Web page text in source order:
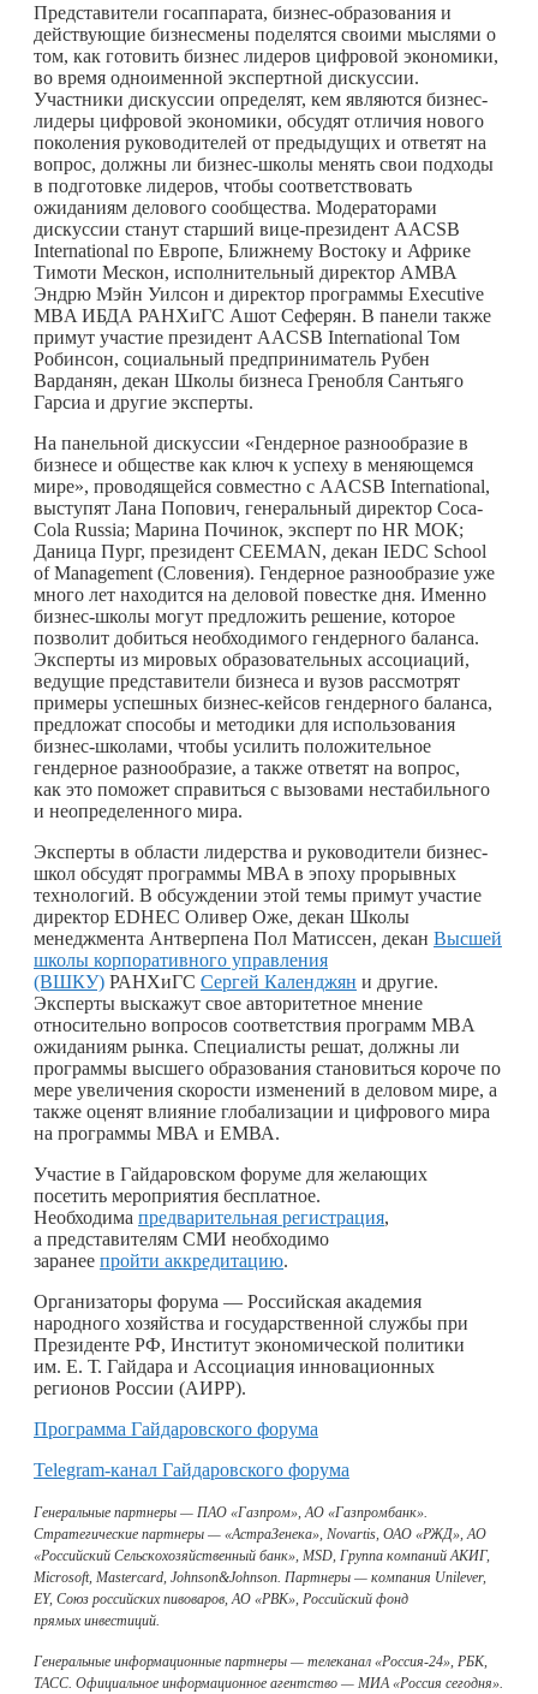
Представители госаппарата, бизнес-образования и
действующие бизнесмены поделятся своими мыслями о
том, как готовить бизнес лидеров цифровой экономики,
во время одноименной экспертной дискуссии.
Участники дискуссии определят, кем являются бизнес-
лидеры цифровой экономики, обсудят отличия нового
поколения руководителей от предыдущих и ответят на
вопрос, должны ли бизнес-школы менять свои подходы
в подготовке лидеров, чтобы соответствовать
ожиданиям делового сообщества. Модераторами
дискуссии станут старший вице-президент AACSB
International по Европе, Ближнему Востоку и Африке
Тимоти Мескон, исполнительный директор AМВА
Эндрю Мэйн Уилсон и директор программы Executive
MBA ИБДА РАНХиГС Ашот Сеферян. В панели также
примут участие президент AACSB International Том
Робинсон, социальный предприниматель Рубен
Варданян, декан Школы бизнеса Гренобля Сантьяго
Гарсиа и другие эксперты.
На панельной дискуссии «Гендерное разнообразие в
бизнесе и обществе как ключ к успеху в меняющемся
мире», проводящейся совместно с AACSB International,
выступят Лана Попович, генеральный директор Coca-
Cola Russia; Марина Починок, эксперт по HR МОК;
Даница Пург, президент CEEMAN, декан IEDC School
of Management (Словения). Гендерное разнообразие уже
много лет находится на деловой повестке дня. Именно
бизнес-школы могут предложить решение, которое
позволит добиться необходимого гендерного баланса.
Эксперты из мировых образовательных ассоциаций,
ведущие представители бизнеса и вузов рассмотрят
примеры успешных бизнес-кейсов гендерного баланса,
предложат способы и методики для использования
бизнес-школами, чтобы усилить положительное
гендерное разнообразие, а также ответят на вопрос,
как это поможет справиться с вызовами нестабильного
и неопределенного мира.
Эксперты в области лидерства и руководители бизнес-
школ обсудят программы MBA в эпоху прорывных
технологий. В обсуждении этой темы примут участие
директор EDHEC Оливер Оже, декан Школы
менеджмента Антверпена Пол Матиссен, декан Высшей
школы корпоративного управления
(ВШКУ) РАНХиГС Сергей Календжян и другие.
Эксперты выскажут свое авторитетное мнение
относительно вопросов соответствия программ MBA
ожиданиям рынка. Специалисты решат, должны ли
программы высшего образования становиться короче по
мере увеличения скорости изменений в деловом мире, а
также оценят влияние глобализации и цифрового мира
на программы МВА и ЕМВА.
Участие в Гайдаровском форуме для желающих
посетить мероприятия бесплатное.
Необходима предварительная регистрация,
а представителям СМИ необходимо
заранее пройти аккредитацию.
Организаторы форума — Российская академия
народного хозяйства и государственной службы при
Президенте РФ, Институт экономической политики
им. Е. Т. Гайдара и Ассоциация инновационных
регионов России (АИРР).
Программа Гайдаровского форума
Telegram-канал Гайдаровского форума
Генеральные партнеры — ПАО «Газпром», АО «Газпромбанк».
Стратегические партнеры — «АстраЗенека», Novartis, ОАО «РЖД», АО
«Российский Сельскохозяйственный банк», MSD, Группа компаний АКИГ,
Microsoft, Mastercard, Johnson&Johnson. Партнеры — компания Unilever,
EY, Союз российских пивоваров, АО «РВК», Российский фонд
прямых инвестиций.
Генеральные информационные партнеры — телеканал «Россия-24», РБК,
ТАСС. Официальное информационное агентство — МИА «Россия сегодня».